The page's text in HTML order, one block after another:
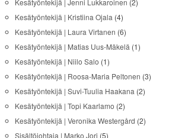
Kesätyöntekijä | Jenni Lukkaroinen (2)
Kesätyöntekijä | Kristiina Ojala (4)
Kesätyöntekijä | Laura Virtanen (6)
Kesätyöntekijä | Matias Uus-Mäkelä (1)
Kesätyöntekijä | Niilo Salo (1)
Kesätyöntekijä | Roosa-Maria Peltonen (3)
Kesätyöntekijä | Suvi-Tuulia Haakana (2)
Kesätyöntekijä | Topi Kaarlamo (2)
Kesätyöntekijä | Veronika Westergård (2)
Sisältöjohtaja | Marko Jori (5)